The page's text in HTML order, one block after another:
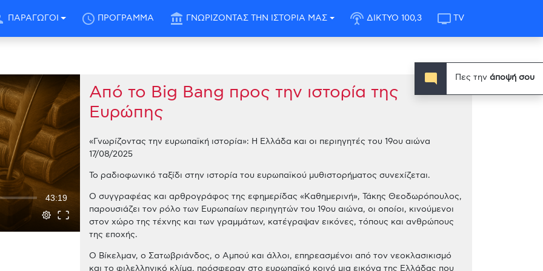
ΠΑΡΑΓΩΓΟΙ schedule ΠΡΟΓΡΑΜΜΑ account_balance ΓΝΩΡΙΖΟΝΤΑΣ ΤΗΝ ΙΣΤΟΡΙΑ ΜΑΣ settings_input_antenna ΔΙΚΤΥΟ 100,3 tv TV
43:19
Aπό το Big Bang προς την ιστορία της
Ευρώπης
«Γνωρίζοντας την ευρωπαϊκή ιστορία»: Η Ελλάδα και οι περιηγητές του 19ου αιώνα
17/08/2025
Το ραδιοφωνικό ταξίδι στην ιστορία του ευρωπαϊκού μυθιστορήματος συνεχίζεται.
Ο συγγραφέας και αρθρογράφος της εφημερίδας «Καθημερινή», Τάκης Θεοδωρόπουλος,
παρουσιάζει τον ρόλο των Ευρωπαίων περιηγητών του 19ου αιώνα, οι οποίοι, κινούμενοι
στον χώρο της τέχνης και των γραμμάτων, κατέγραψαν εικόνες, τόπους και ανθρώπους
της εποχής.
Ο Βίκελμαν, ο Σατωβριάνδος, ο Αμπού και άλλοι, επηρεασμένοι από τον νεοκλασικισμό
και το φιλελληνικό κλίμα, πρόσφεραν στο ευρωπαϊκό κοινό μια εικόνα της Ελλάδας που
mode_comment Πες την άποψή σου